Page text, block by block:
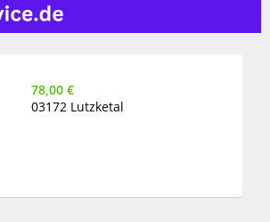
78,00 €
03172 Lutzketal